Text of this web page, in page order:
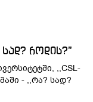
როდის?”
,,CSL-
- ,,რა? სად?